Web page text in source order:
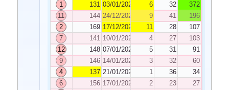
1
131 03/01/2025 6 32
372
11
144 24/12/2024 9 41
196
2
169 17/12/2024 11 28
107
7
141 10/01/2025 4 27
103
12
148 07/01/2025 5 31
91
9
146 14/01/2025 3 32
60
4
137 21/01/2025 1 36
34
6
156 17/01/2025 2 23
27